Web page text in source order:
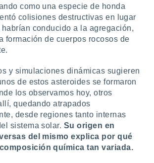
como una especie de honda
colisiones destructivas en lugar
conducido a la agregación,
formación de cuerpos rocosos de
y simulaciones dinámicas sugieren
de estos asteroides se formaron
los observamos hoy, otros
quedando atrapados
desde regiones tanto internas
sistema solar. Su origen en
del mismo explica por qué
química tan variada.